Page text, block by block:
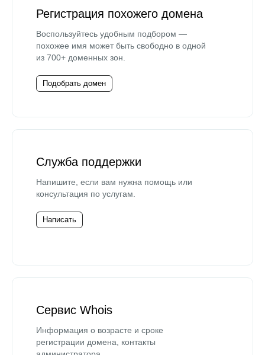
Регистрация похожего домена
Воспользуйтесь удобным подбором —
похожее имя может быть свободно в одной
из 700+ доменных зон.
Подобрать домен
Служба поддержки
Напишите, если вам нужна помощь или
консультация по услугам.
Написать
Сервис Whois
Информация о возрасте и сроке
регистрации домена, контакты